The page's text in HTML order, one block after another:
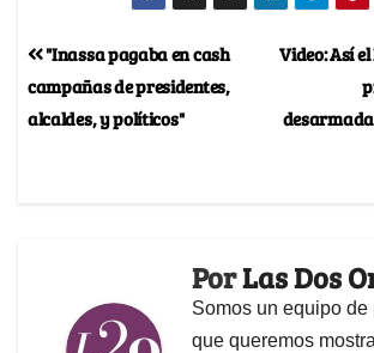
Video: Así
"Inassa pagaba en cash
campañas de presidentes,
alcaldes, y políticos"
PorLas Dos
Somos un equipo de
que queremos